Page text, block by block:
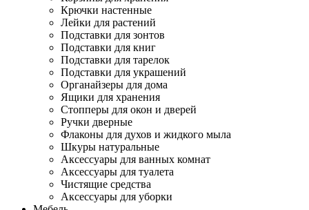
Крючки настенные
Лейки для растений
Подставки для зонтов
Подставки для книг
Подставки для тарелок
Подставки для украшений
Органайзеры для дома
Ящики для хранения
Стопперы для окон и дверей
Ручки дверные
Флаконы для духов и жидкого мыла
Шкуры натуральные
Аксессуары для ванных комнат
Аксессуары для туалета
Чистящие средства
Аксессуары для уборки